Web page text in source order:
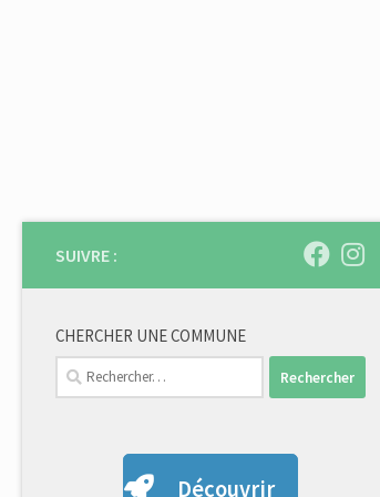
SUIVRE :
CHERCHER UNE COMMUNE
Rechercher :
Découvrir